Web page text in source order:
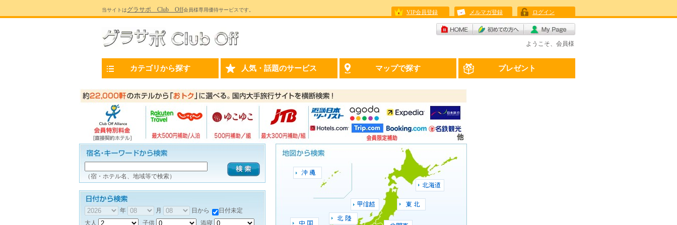
当サイトはグラサポ Club Off会員様専用優待サービスです。 VIP会員登録 メルマガ登録 ログイン
ようこそ、会員様
カテゴリから探す 人気・話題のサービス マップで探す プレゼント
（宿・ホテル名、地域等で検索）
年 月 日から
日付未定
大人
子供 添寝